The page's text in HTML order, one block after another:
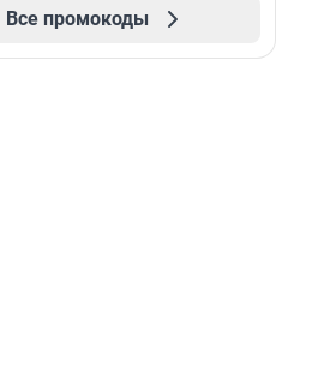
Все промокоды